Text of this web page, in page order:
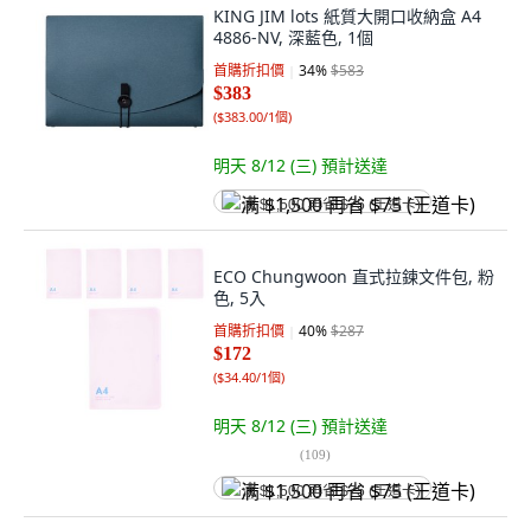
KING JIM lots 紙質大開口收納盒 A4
4886-NV, 深藍色, 1個
首購折扣價 34%$583
$383
($383.00/1個)
明天 8/12 (三) 預計送達
满 $1,500 再省 $75 (王道卡)
ECO Chungwoon 直式拉鍊文件包, 粉
色, 5入
首購折扣價 40%$287
$172
($34.40/1個)
明天 8/12 (三) 預計送達
(109)
满 $1,500 再省 $75 (王道卡)